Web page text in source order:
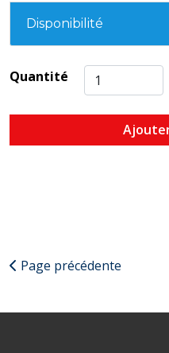
Disponibilité
Quantité
Page précédente